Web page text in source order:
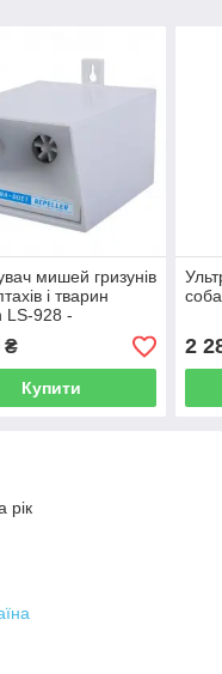
мишей гризунів
і тварин
LS-928 -
відлякувач
₴
Купити
2
рік